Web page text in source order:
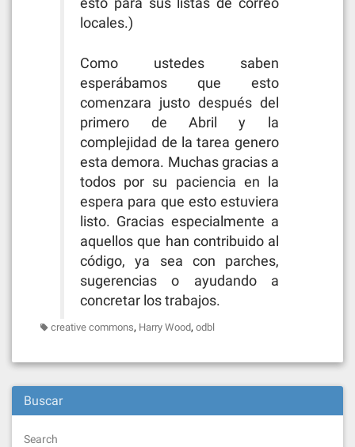
esto para sus listas de correo
locales.)
Como ustedes saben
esperábamos que esto
comenzara justo después del
primero de Abril y la
complejidad de la tarea genero
esta demora. Muchas gracias a
todos por su paciencia en la
espera para que esto estuviera
listo. Gracias especialmente a
aquellos que han contribuido al
código, ya sea con parches,
sugerencias o ayudando a
concretar los trabajos.
creative commons, Harry Wood, odbl
Buscar
Search